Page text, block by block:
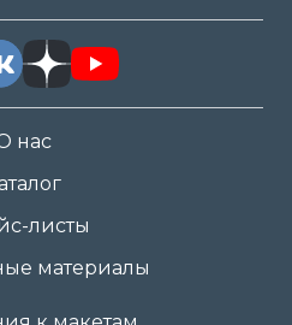
нас
листы
материалы